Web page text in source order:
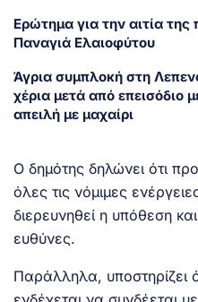
Ερώτημα για την αιτία
Παναγιά Ελαιοφύτου
Άγρια συμπλοκή στη
χέρια μετά από επεισόδιο
απειλή με μαχαίρι
Ο δημότης δηλώνει ότι
όλες τις νόμιμες
διερευνηθεί η υπόθεση
ευθύνες.
Παράλληλα, υποστηρίζει